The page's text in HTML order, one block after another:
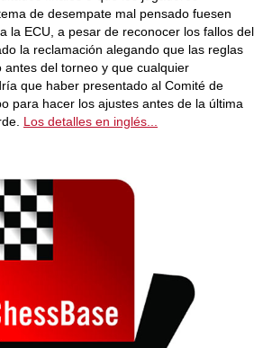
de desempate mal pensado fuesen
la ECU, a pesar de reconocer los fallos del
la reclamación alegando que las reglas
antes del torneo y que cualquier
que haber presentado al Comité de
para hacer los ajustes antes de la última
Los detalles en inglés...